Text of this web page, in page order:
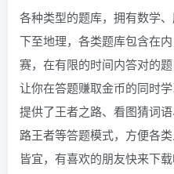
各种类型的题库，拥有数学
下至地理，各类题库包含在
赛，在有限的时间内答对的
让你在答题赚取金币的同时
提供了王者之路、看图猜词
路王者等答题模式，方便各
皆宜，有喜欢的朋友快来下载